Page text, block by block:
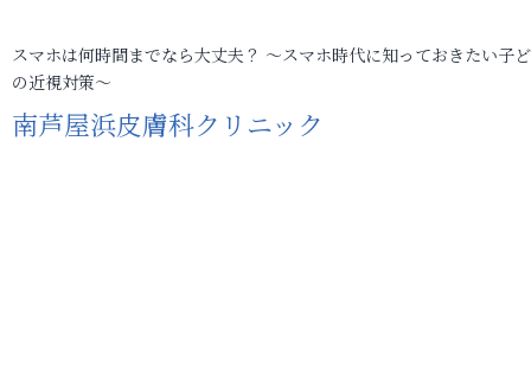
スマホは何時間までなら大丈夫？ ～スマホ時代に知っておきたい子
の近視対策～
南芦屋浜皮膚科クリニック